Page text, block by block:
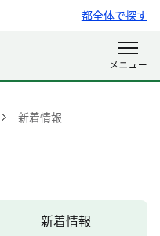
都全体で探す
新着情報
新着情報